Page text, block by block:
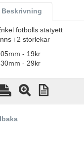
Beskrivning
fotbolls statyett
i 2 storlekar
- 19kr
- 29kr